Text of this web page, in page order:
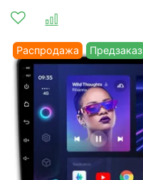
Распродажа Предзаказ